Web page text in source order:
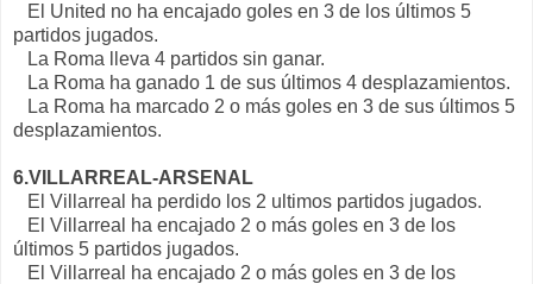
El United no ha encajado goles en 3 de los últimos 5
partidos jugados.
La Roma lleva 4 partidos sin ganar.
La Roma ha ganado 1 de sus últimos 4 desplazamientos.
La Roma ha marcado 2 o más goles en 3 de sus últimos 5
desplazamientos.
6.VILLARREAL-ARSENAL
El Villarreal ha perdido los 2 ultimos partidos jugados.
El Villarreal ha encajado 2 o más goles en 3 de los
últimos 5 partidos jugados.
El Villarreal ha encajado 2 o más goles en 3 de los